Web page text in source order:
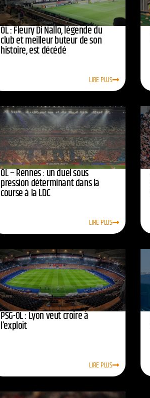
OL : Fleury Di Nallo, légende du
club et meilleur buteur de son
histoire, est décédé
LIRE PLUS
OL – Rennes : un duel sous
pression déterminant dans la
course à la LDC
LIRE PLUS
PSG-OL : Lyon veut croire à
l’exploit
LIRE PLUS